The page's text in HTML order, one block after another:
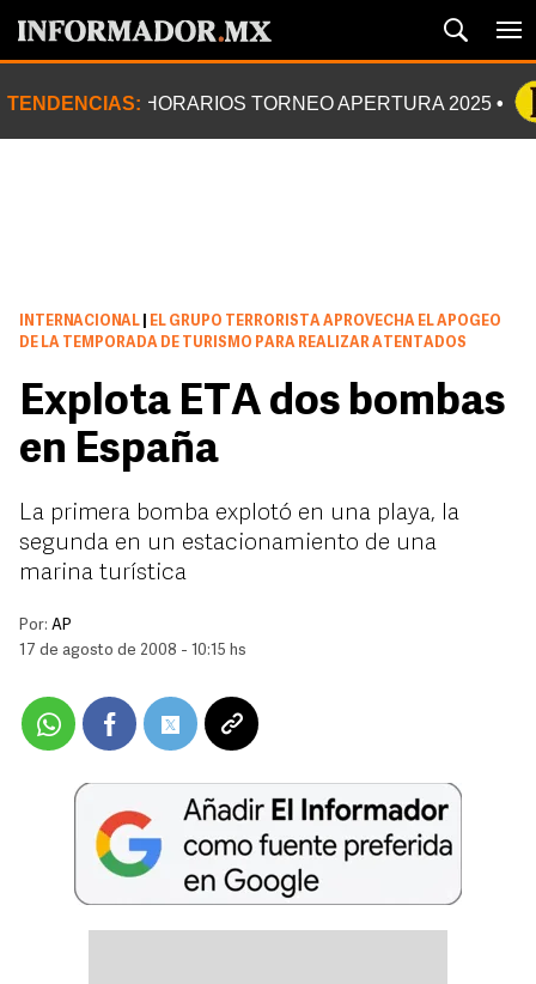
TENDENCIAS: HORARIOS TORNEO APERTURA 2025
INTERNACIONAL
EL GRUPO TERRORISTA APROVECHA EL APOGEO
DE LA TEMPORADA DE TURISMO PARA REALIZAR ATENTADOS
Explota ETA dos bombas
en España
La primera bomba explotó en una playa, la
segunda en un estacionamiento de una
marina turística
Por: AP
17 de agosto de 2008 - 10:15 hs